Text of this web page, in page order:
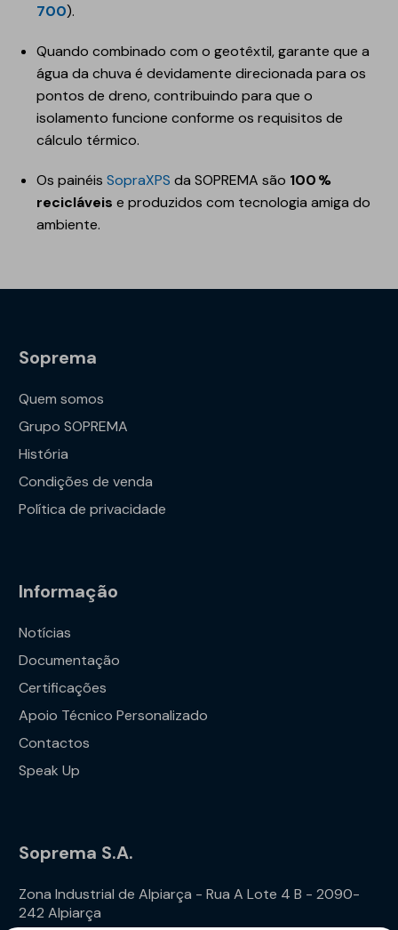
700).
Quando combinado com o geotêxtil, garante que a
água da chuva é devidamente direcionada para os
pontos de dreno, contribuindo para que o
isolamento funcione conforme os requisitos de
cálculo térmico.
Os painéisSopraXPS da SOPREMA são 100 %
recicláveis e produzidos com tecnologia amiga do
ambiente.
Soprema
Quem somos
Grupo SOPREMA
História
Condições de venda
Política de privacidade
Informação
Notícias
Documentação
Certificações
Apoio Técnico Personalizado
Contactos
Speak Up
Soprema S.A.
Zona Industrial de Alpiarça - Rua A Lote 4 B - 2090-
242 Alpiarça